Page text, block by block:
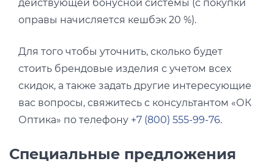
действующей бонусной системы (с покупки
оправы начисляется кешбэк 20 %).
Для того чтобы уточнить, сколько будет
стоить брендовые изделия с учетом всех
скидок, а также задать другие интересующие
вас вопросы, свяжитесь с консультантом «ОК
Оптика» по телефону +7 (800) 555-99-76.
Специальные предложения